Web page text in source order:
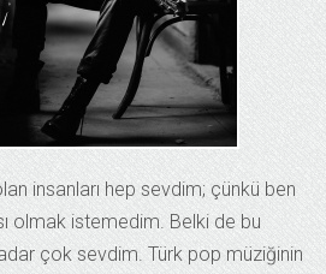
insanları hep sevdim; çünkü ben
olmak istemedim. Belki de bu
çok sevdim. Türk pop müziğinin